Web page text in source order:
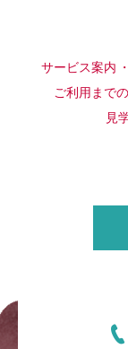
サービス案内
ご利用まで
見